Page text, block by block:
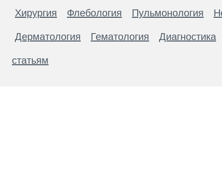
Хирургия Флебология Пульмонология
Дерматология Гематология Диагностика
статьям